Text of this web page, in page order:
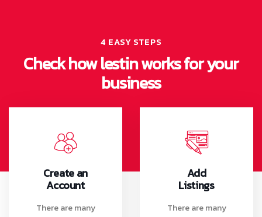
4 EASY STEPS
Check how lestin works for your
business
Create an
Account
There are many
Add
Listings
There are many